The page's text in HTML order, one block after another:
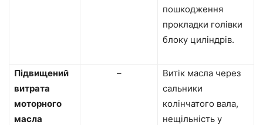
пошкодження
прокладки голівки
блоку циліндрів.
Підвищений
витрата
моторного
масла
–
Витік масла через
сальники
колінчатого вала,
нещільність у